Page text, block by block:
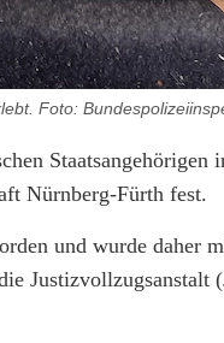
Foto:
Staatsangehörigen
Nürnberg-Fürth fest.
und wurde daher
Justizvollzugsanstalt